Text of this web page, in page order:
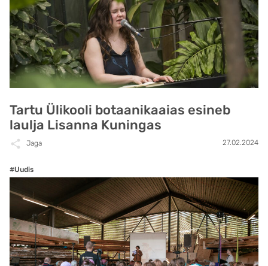
Tartu Ülikooli botaanikaaias esineb
laulja Lisanna Kuningas
Jaga 27.02.2024
#Uudis